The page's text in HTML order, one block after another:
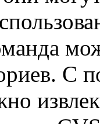
С